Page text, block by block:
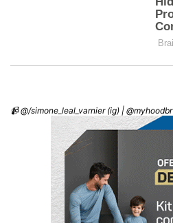
📹 @/simone_leal_varnier (ig) | @myhoodbr